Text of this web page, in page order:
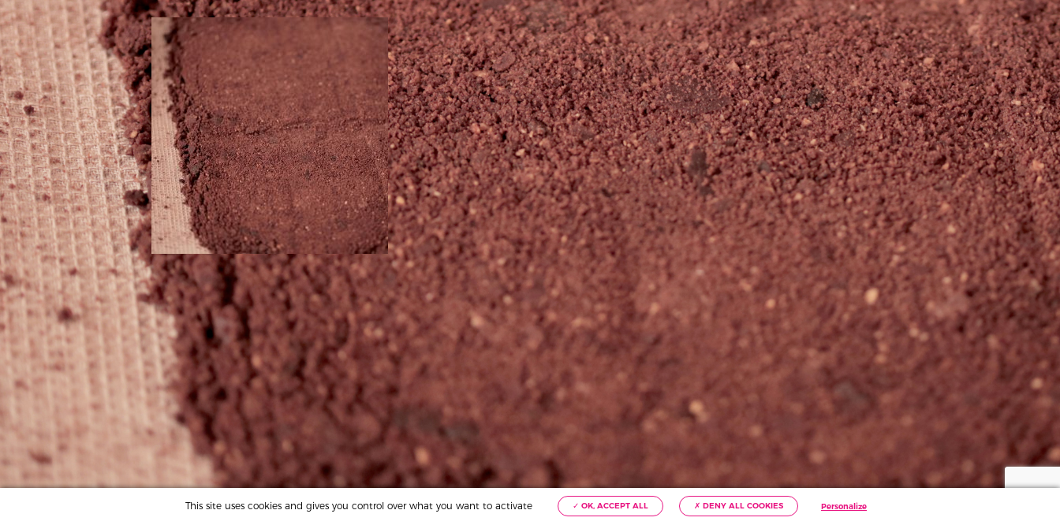
© 2026 Daddy. Tous droits réservés.
Crédits
Informations produits
Pour votre santé,
www.mangerbouger.fr
This site uses cookies and gives you control over what you want to activate ✓ OK, ACCEPT ALL ✗ DENY ALL COOKIES Personalize